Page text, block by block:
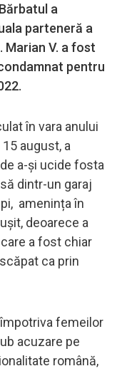
a
parteneră a
Marian V. a fost
pentru
în vara anului
august, a
a-și ucide fosta
dintr-un garaj
amenința în
deoarece a
a fost chiar
ca prin
femeilor
acuzare pe
română,